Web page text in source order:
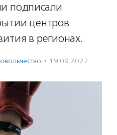
подписали
центров
в регионах.
· 19.09.2022